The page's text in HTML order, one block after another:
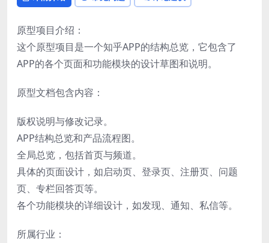
原型项目介绍：
这个原型项目是一个知乎APP的结构总览，它包含了
APP的各个页面和功能模块的设计草图和说明。
原型文档包含内容：
版权说明与修改记录。
APP结构总览和产品流程图。
全局总览，包括首页与频道。
具体的页面设计，如启动页、登录页、注册页、问题
页、专栏回答页等。
各个功能模块的详细设计，如发现、通知、私信等。
所属行业：